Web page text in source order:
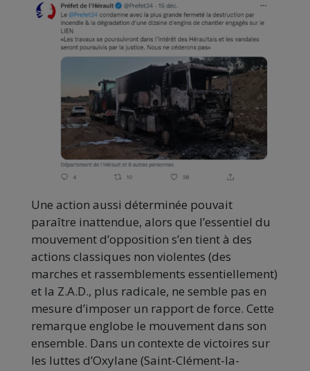
Une action aussi déterminée pouvait
paraître inattendue, alors que l’essentiel du
mouvement d’opposition s’en tient à des
actions classiques non violentes (des
marches et rassemblements essentiellement)
et la Z.A.D., plus radicale, ne semble pas en
mesure d’imposer un rapport de force. Cette
remarque englobe le mouvement dans son
ensemble. Dans un contexte de victoires sur
les luttes d’Oxylane (Saint-Clément-la-